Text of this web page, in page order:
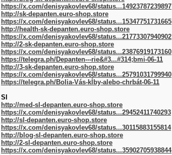
https://x.com/denisyakovlev68/status...14923787239897
http://sk-depanten.euro-shop.store
https://x.com/denisyakovlev68/status...15347751731665
http://health-sk-depanten.euro-shop.store
https://x.com/denisyakovlev68/status...21773307940902
http://2-sk-depanten.euro-shop.store
https://x.com/denisyakovlev68/status...23876919173160
https://telegra.ph/Depanten---rie&#3...#314;bmi-06-11
http://3-sk-depanten.euro-shop.store
https://x.com/denisyakovlev68/status...25791031799940
https://telegra.ph/Bolia-Vás-kĺby-alebo-chrbát-06-11
Sl
http://med-sl-depanten.euro-shop.store
https://x.com/denisyakovlev68/status...29452411740293
http://sl-depanten.euro-shop.store
https://x.com/denisyakovlev68/status...30115883155814
http://blog-sl-depanten.euro-shop.store
http://2-sl-depanten.euro-shop.store
https://x.com/denisyakovlev68/status...35902705938844